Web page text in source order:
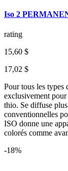
Iso 2
rating
15,60 $
17,02 $
Pour tous les types
exclusivement
thio. Se diffuse
conventionnelles
ISO donne une
colorés comme
-18%